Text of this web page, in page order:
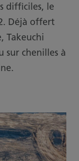
difficiles, le
Déjà offert
Takeuchi
sur chenilles à